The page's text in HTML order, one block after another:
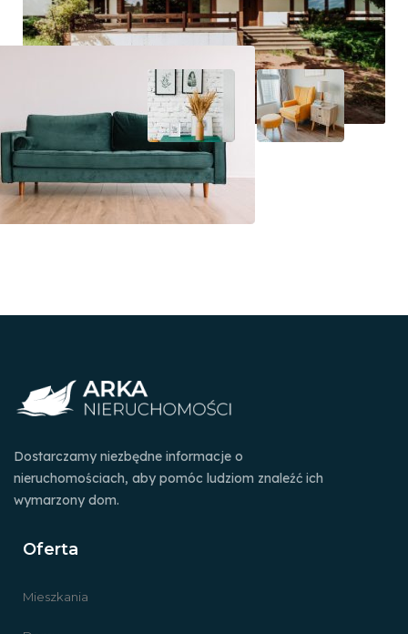
Dostarczamy niezbędne informacje o
nieruchomościach, aby pomóc ludziom znaleźć ich
wymarzony dom.
Oferta
Mieszkania